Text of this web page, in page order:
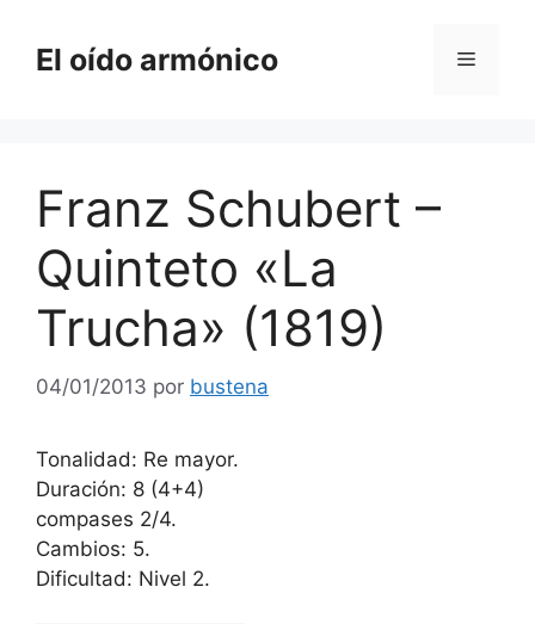
contenido
El oído armónico Menú
Franz Schubert –
Quinteto «La
Trucha» (1819)
04/01/2013 por bustena
Tonalidad: Re mayor.
Duración: 8 (4+4)
compases 2/4.
Cambios: 5.
Dificultad: Nivel 2.